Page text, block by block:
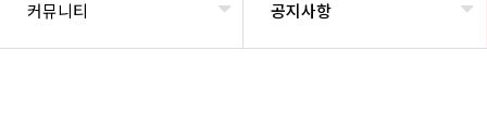
커뮤니티 공지사항